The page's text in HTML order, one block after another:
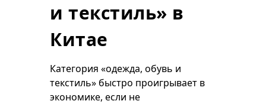
и текстиль» в
Китае
Категория «одежда, обувь и
текстиль» быстро проигрывает в
экономике, если не